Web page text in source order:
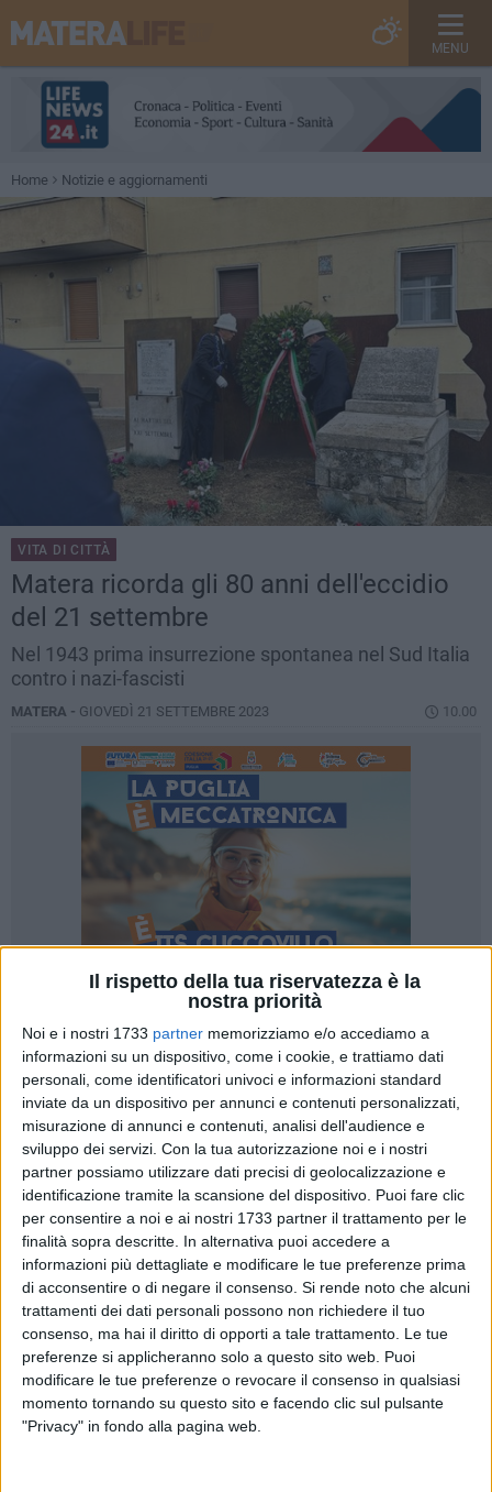
Il rispetto della tua riservatezza è la
nostra priorità
Noi e i nostri 1733 partner memorizziamo e/o accediamo a
informazioni su un dispositivo, come i cookie, e trattiamo dati
personali, come identificatori univoci e informazioni standard
inviate da un dispositivo per annunci e contenuti personalizzati,
misurazione di annunci e contenuti, analisi dell'audience e
sviluppo dei servizi. Con la tua autorizzazione noi e i nostri
partner possiamo utilizzare dati precisi di geolocalizzazione e
identificazione tramite la scansione del dispositivo. Puoi fare clic
per consentire a noi e ai nostri 1733 partner il trattamento per le
finalità sopra descritte. In alternativa puoi accedere a
informazioni più dettagliate e modificare le tue preferenze prima
di acconsentire o di negare il consenso. Si rende noto che alcuni
trattamenti dei dati personali possono non richiedere il tuo
consenso, ma hai il diritto di opporti a tale trattamento. Le tue
preferenze si applicheranno solo a questo sito web. Puoi
modificare le tue preferenze o revocare il consenso in qualsiasi
momento tornando su questo sito e facendo clic sul pulsante
"Privacy" in fondo alla pagina web.
MENU
Home Notizie e aggiornamenti
VITA DI CITTÀ
Matera ricorda gli 80 anni dell'eccidio
del 21 settembre
Nel 1943 prima insurrezione spontanea nel Sud Italia
contro i nazi-fascisti
MATERA - GIOVEDÌ 21 SETTEMBRE 2023 10.00
1
Oggi Matera ricorda gli 80 anni dell'insurrezione di Matera
contro i nazi-fascisti con la commemorazione dei martiri.
Nell'evento del 21 settembre 1943, conosciuto come eccidio
di Matera, persero la vita 27 persone di cui 18 civili. Per la
resistenza a Matera sono state attribuite la medaglia
d'argento al valor militare nel 1966 e la medaglia d'oro al
valor civile nel 2016.
L'anniversario è iniziato con l'apposizione di una corona
d'alloro al cippo in via Lucana, monumento che ricorda i
martiri del 21 settembre, con la presenza del prefetto Sante
Copponi, del sindaco Domenico Bennardi, del presidente
della Provincia Piero Marrese e delle autorità civili e militari.